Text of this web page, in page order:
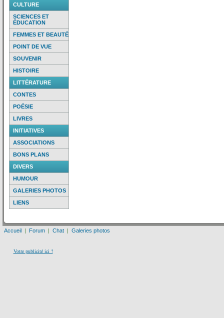
CULTURE
SCIENCES ET
ÉDUCATION
FEMMES ET BEAUTÉ
POINT DE VUE
SOUVENIR
HISTOIRE
LITTÉRATURE
CONTES
POÉSIE
LIVRES
INITIATIVES
ASSOCIATIONS
BONS PLANS
DIVERS
HUMOUR
GALERIES PHOTOS
LIENS
Accueil | Forum | Chat | Galeries photos
Votre publicité ici ?